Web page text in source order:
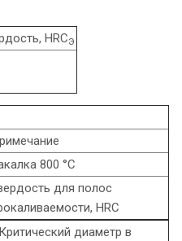
HRCЭ
800 °С
для полос
HRC
Критический диаметр в